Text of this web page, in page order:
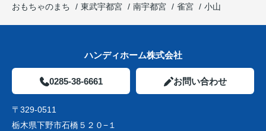
おもちゃのまち
東武宇都宮 南宇都宮 雀宮 小山
ハンディホーム株式会社
0285-38-6661 お問い合わせ
〒329-0511
栃木県下野市石橋５２０−１